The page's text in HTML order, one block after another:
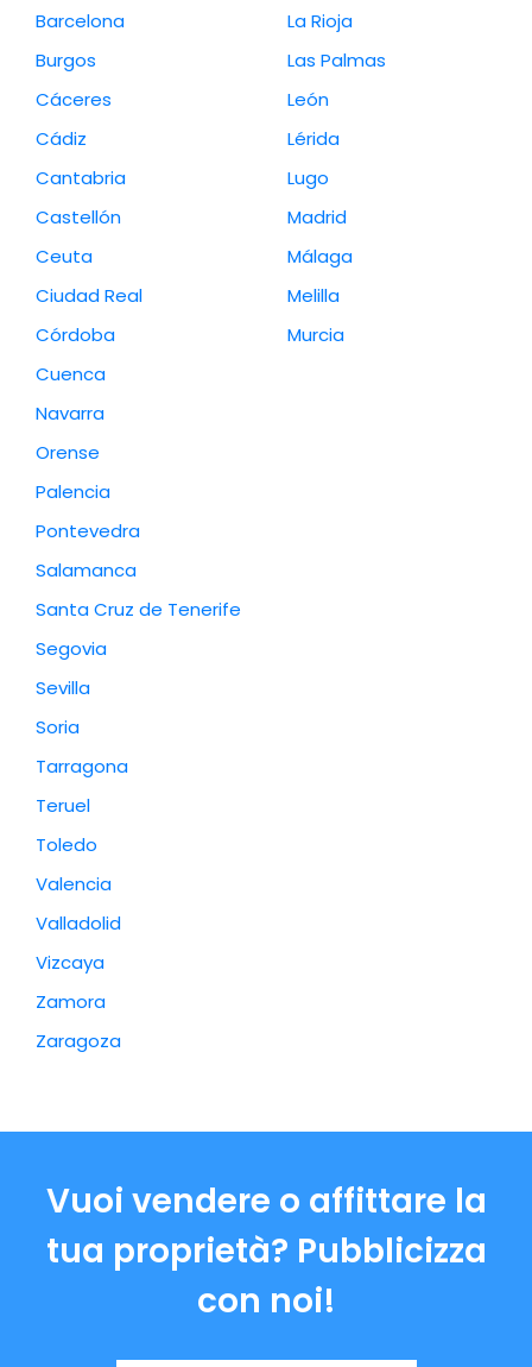
Barcelona
Burgos
Cáceres
Cádiz
Cantabria
Castellón
Ceuta
Ciudad Real
Córdoba
Cuenca
La Rioja
Las Palmas
León
Lérida
Lugo
Madrid
Málaga
Melilla
Murcia
Navarra
Orense
Palencia
Pontevedra
Salamanca
Santa Cruz de Tenerife
Segovia
Sevilla
Soria
Tarragona
Teruel
Toledo
Valencia
Valladolid
Vizcaya
Zamora
Zaragoza
Vuoi vendere o affittare la
tua proprietà? Pubblicizza
con noi!